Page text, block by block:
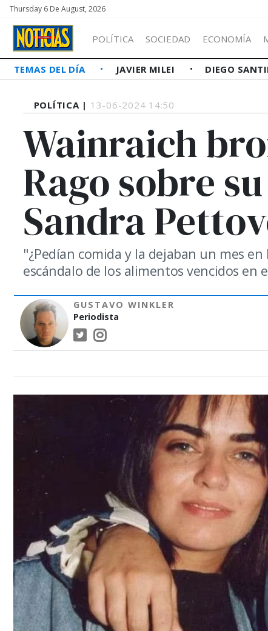
Thursday 6 De August, 2026
POLÍTICA SOCIEDAD ECONOMÍA
TEMAS DEL DÍA JAVIER MILEI DIEGO
POLÍTICA | 13-06-2024 14:50
Wainraich
Rago sobre
Sandra
"¿Pedían comida y la dejaban un mes
escándalo de los alimentos vencidos en
GUSTAVO WINKLER
Periodista